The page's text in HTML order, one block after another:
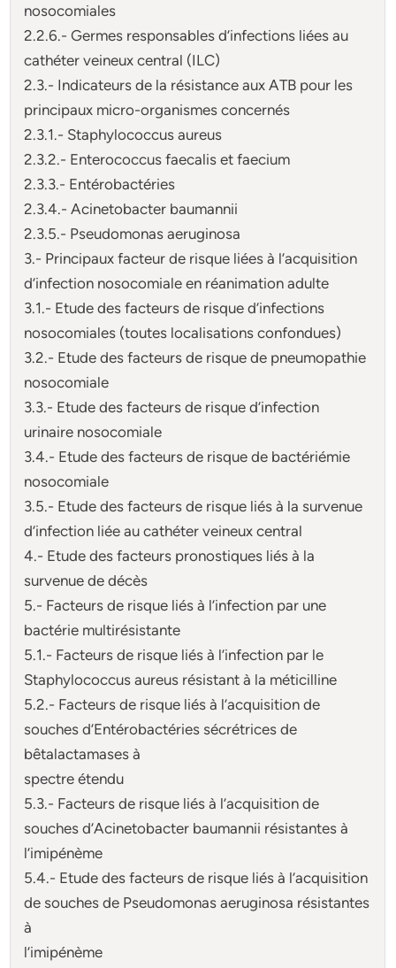
nosocomiales
2.2.6.- Germes responsables d’infections liées au
cathéter veineux central (ILC)
2.3.- Indicateurs de la résistance aux ATB pour les
principaux micro-organismes concernés
2.3.1.- Staphylococcus aureus
2.3.2.- Enterococcus faecalis et faecium
2.3.3.- Entérobactéries
2.3.4.- Acinetobacter baumannii
2.3.5.- Pseudomonas aeruginosa
3.- Principaux facteur de risque liées à l’acquisition
d’infection nosocomiale en réanimation adulte
3.1.- Etude des facteurs de risque d’infections
nosocomiales (toutes localisations confondues)
3.2.- Etude des facteurs de risque de pneumopathie
nosocomiale
3.3.- Etude des facteurs de risque d’infection
urinaire nosocomiale
3.4.- Etude des facteurs de risque de bactériémie
nosocomiale
3.5.- Etude des facteurs de risque liés à la survenue
d’infection liée au cathéter veineux central
4.- Etude des facteurs pronostiques liés à la
survenue de décès
5.- Facteurs de risque liés à l’infection par une
bactérie multirésistante
5.1.- Facteurs de risque liés à l’infection par le
Staphylococcus aureus résistant à la méticilline
5.2.- Facteurs de risque liés à l’acquisition de
souches d’Entérobactéries sécrétrices de
bêtalactamases à
spectre étendu
5.3.- Facteurs de risque liés à l’acquisition de
souches d’Acinetobacter baumannii résistantes à
l’imipénème
5.4.- Etude des facteurs de risque liés à l’acquisition
de souches de Pseudomonas aeruginosa résistantes
à
l’imipénème